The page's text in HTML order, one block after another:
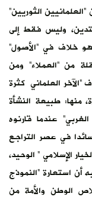
الثوريين”
وليس فقط إلى
خلاف في “الأصول”
من “العملاء” ومن
العلماني كثرة
منها: طبيعة النشأة
عندما قارنوه
في عصر التراجع
الإسلامي ” الوحيد،
أن استعارة “النموذج
الوطن والأمة من